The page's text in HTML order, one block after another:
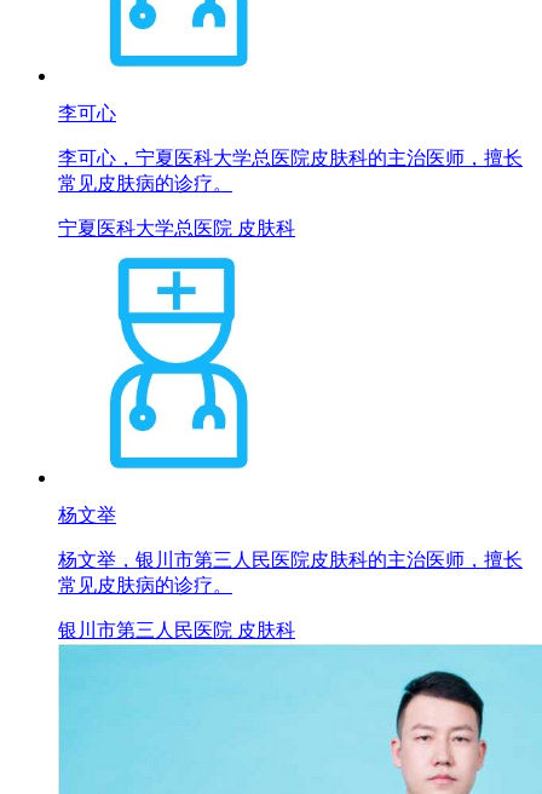
李可心
李可心，宁夏医科大学总医院皮肤科的主治医师，擅长
常见皮肤病的诊疗。
宁夏医科大学总医院 皮肤科
杨文举
杨文举，银川市第三人民医院皮肤科的主治医师，擅长
常见皮肤病的诊疗。
银川市第三人民医院 皮肤科